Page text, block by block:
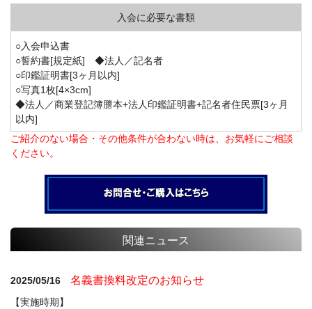
○入会申込書
○誓約書[規定紙] ◆法人／記名者
○印鑑証明書[3ヶ月以内]
○写真1枚[4×3cm]
◆法人／商業登記簿謄本+法人印鑑証明書+記名者住民票[3ヶ月
以内]
ご紹介のない場合・その他条件が合わない時は、お気軽にご相談
ください。
関連ニュース
2025/05/16 名義書換料改定のお知らせ
【実施時期】